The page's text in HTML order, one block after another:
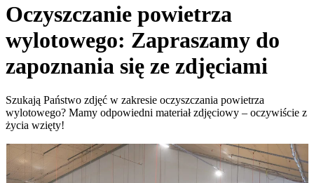
Oczyszczanie powietrza
wylotowego: Zapraszamy do
zapoznania się ze zdjęciami
Szukają Państwo zdjęć w zakresie oczyszczania powietrza
wylotowego? Mamy odpowiedni materiał zdjęciowy – oczywiście z
życia wzięty!